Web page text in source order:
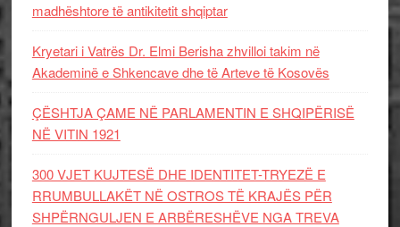
madhështore të antikitetit shqiptar
Kryetari i Vatrës Dr. Elmi Berisha zhvilloi takim në
Akademinë e Shkencave dhe të Arteve të Kosovës
ÇËSHTJA ÇAME NË PARLAMENTIN E SHQIPËRISË
NË VITIN 1921
300 VJET KUJTESË DHE IDENTITET-TRYEZË E
RRUMBULLAKËT NË OSTROS TË KRAJËS PËR
SHPËRNGULJEN E ARBËRESHËVE NGA TREVA